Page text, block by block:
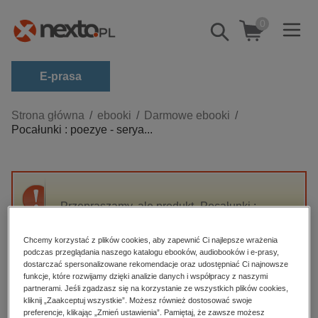
Pokaż/schowaj
wyszukiwarkę
0
E-prasa
Kategorie
Zobacz wszystkie E-prasa
budownictwo, aranżacja wnętrz
darmowe wydania
edukacja
hobby, sport, rozrywka
komputery, internet, technologie, informatyka
Strona główna ebooki
Darmowe ebooki
Pocałunki : poezye - serya...
Przepraszamy, ale produkt „Pocałunki :
High-contrast mode
Polecane
Chcemy korzystać z plików cookies, aby zapewnić Ci najlepsze wrażenia
podczas przeglądania naszego katalogu ebooków, audiobooków i e-prasy,
dostarczać spersonalizowane rekomendacje oraz udostępniać Ci najnowsze
funkcje, które rozwijamy dzięki analizie danych i współpracy z naszymi
partnerami. Jeśli zgadzasz się na korzystanie ze wszystkich plików cookies,
kliknij „Zaakceptuj wszystkie”. Możesz również dostosować swoje
preferencje, klikając „Zmień ustawienia”. Pamiętaj, że zawsze możesz